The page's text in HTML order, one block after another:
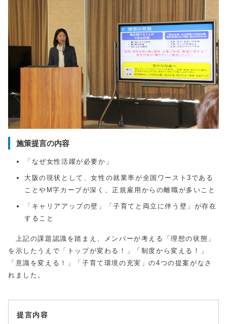
施策提言の内容
「なぜ女性活躍が必要か」
大阪の現状として、女性の就業率が全国ワースト3である
ことやM字カーブが深く、正規雇用からの離職が多いこと
「キャリアアップの壁」「子育てと両立に伴う壁」が存在
すること
上記の課題認識を踏まえ、メンバーが考える「理想の状態」
を示したうえで「トップが変わる！」「制度から変える！」
「意識を変える！」「子育て環境の充実」の4つの提案がなさ
れました。
提言内容